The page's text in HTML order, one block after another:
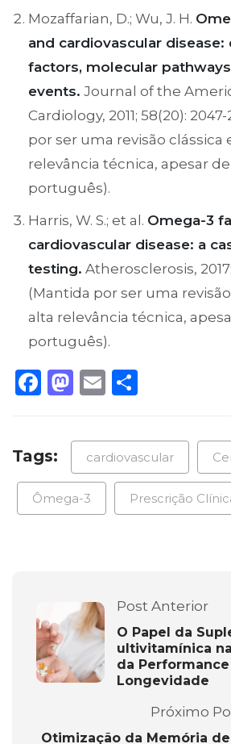
Mozaffarian, D.; Wu, J. H.
and cardiovascular
factors, molecular
events. Journal of the
Cardiology, 2011; 58(20):
por ser uma revisão clássica
relevância técnica, apesar
português).
Harris, W. S.; et al. Omega-3
cardiovascular disease: a
testing. Atherosclerosis, 2017;
(Mantida por ser uma
alta relevância técnica,
português).
Facebook
Mastodon
Email
Tags: cardiovascular
Ômega-3 Prescrição
Post Anterior
O Papel da
ultivitamínica
da
Longevidade
Próximo
Otimização da Memória